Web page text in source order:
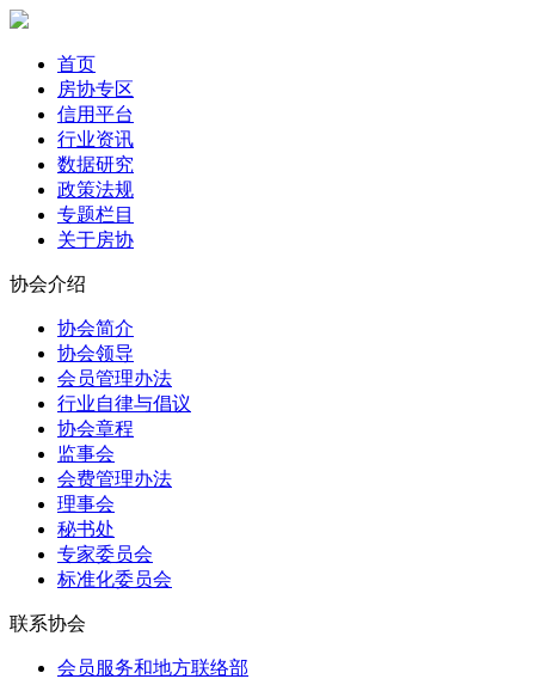
首页
房协专区
信用平台
行业资讯
数据研究
政策法规
专题栏目
关于房协
协会介绍
协会简介
协会领导
会员管理办法
行业自律与倡议
协会章程
监事会
会费管理办法
理事会
秘书处
专家委员会
标准化委员会
联系协会
会员服务和地方联络部